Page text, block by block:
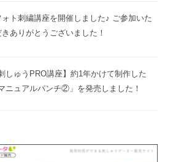
ォト刺繍講座を開催しました♪ ご参加いた
きありがとうございました！
刺しゅうPRO講座】約1年かけて制作した
マニュアルパンチ②」を発売しました！